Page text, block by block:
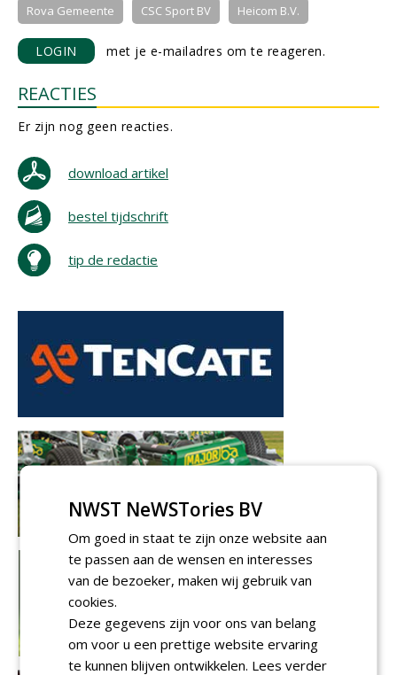
Rova Gemeente CSC Sport BV Heicom B.V.
LOGIN met je e-mailadres om te reageren.
REACTIES
Er zijn nog geen reacties.
download artikel
bestel tijdschrift
tip de redactie
NWST NeWSTories BV
Om goed in staat te zijn onze website aan
te passen aan de wensen en interesses
van de bezoeker, maken wij gebruik van
cookies.
Deze gegevens zijn voor ons van belang
om voor u een prettige website ervaring
te kunnen blijven ontwikkelen. Lees verder